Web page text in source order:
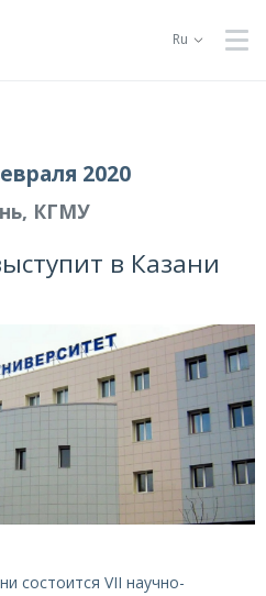
Ru
2020
КГМУ
в Казани
состоится VII научно-